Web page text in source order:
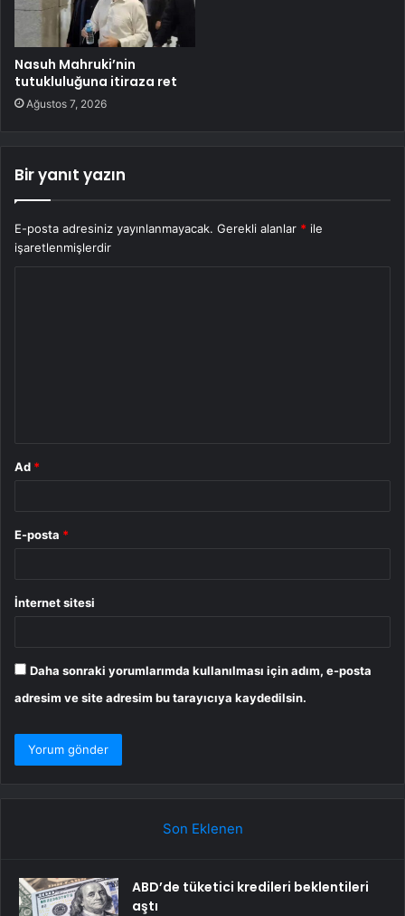
Nasuh Mahruki’nin
tutukluluğuna itiraza ret
Ağustos 7, 2026
Bir yanıt yazın
E-posta adresiniz yayınlanmayacak. Gerekli alanlar * ile
işaretlenmişlerdir
Ad *
E-posta *
İnternet sitesi
Daha sonraki yorumlarımda kullanılması için adım, e-posta
adresim ve site adresim bu tarayıcıya kaydedilsin.
Son Eklenen
ABD’de tüketici kredileri beklentileri
aştı